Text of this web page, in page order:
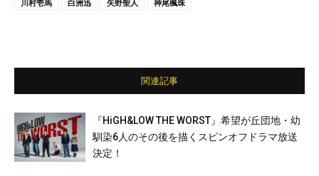
川村壱馬
白洲迅 矢野聖人 神尾楓珠
関連記事
『HiGH&LOW THE WORST』希望が丘団地・幼
馴染6人のその後を描くスピンオフドラマ放送
決定！